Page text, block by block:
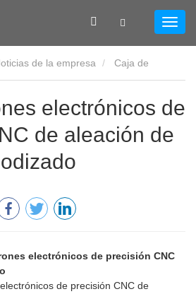
de la empresa
CNC de aleación de aluminio
electrónicos de
de aleación de
electrónicos de precisión CNC
de precisión CNC de